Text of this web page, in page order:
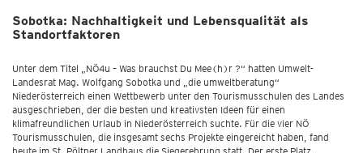
Sobotka: Nachhaltigkeit und Lebensqualität als
Standortfaktoren
Unter dem Titel „NÖ4u – Was brauchst Du Mee(h)r ?“ hatten Umwelt-
Landesrat Mag. Wolfgang Sobotka und „die umweltberatung“
Niederösterreich einen Wettbewerb unter den Tourismusschulen des Landes
ausgeschrieben, der die besten und kreativsten Ideen für einen
klimafreundlichen Urlaub in Niederösterreich suchte. Für die vier NÖ
Tourismusschulen, die insgesamt sechs Projekte eingereicht haben, fand